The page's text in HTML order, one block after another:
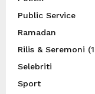
Public Service
Ramadan
Rilis & Seremoni
Selebriti
Sport